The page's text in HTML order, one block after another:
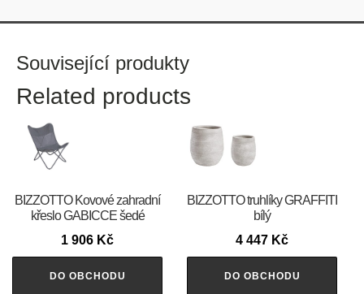
Související produkty
Related products
BIZZOTTO Kovové zahradní
křeslo GABICCE šedé
1 906 Kč
DO OBCHODU
BIZZOTTO truhlíky GRAFFITI
bílý
4 447 Kč
DO OBCHODU